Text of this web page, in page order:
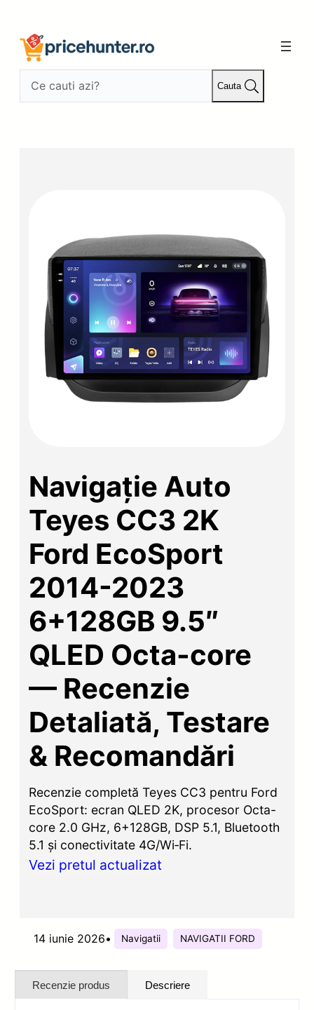
conținut
Cauta
Navigație Auto
Teyes CC3 2K
Ford EcoSport
2014-2023
6+128GB 9.5″
QLED Octa-core
— Recenzie
Detaliată, Testare
& Recomandări
Recenzie completă Teyes CC3 pentru Ford
EcoSport: ecran QLED 2K, procesor Octa-
core 2.0 GHz, 6+128GB, DSP 5.1, Bluetooth
5.1 și conectivitate 4G/Wi‑Fi.
Vezi pretul actualizat
14 iunie 2026• Navigatii NAVIGATII FORD
Recenzie produs Descriere